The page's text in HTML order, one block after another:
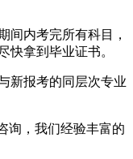
间内考完所有科目，
拿到毕业证书。
新报考的同层次专业
询，我们经验丰富的